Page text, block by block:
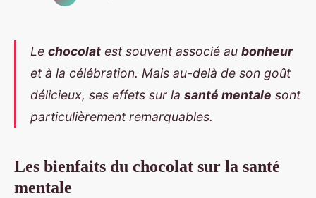
Le chocolat est souvent associé au bonheur
et à la célébration. Mais au-delà de son goût
délicieux, ses effets sur la santé mentale sont
particulièrement remarquables.
Les bienfaits du chocolat sur la santé
mentale